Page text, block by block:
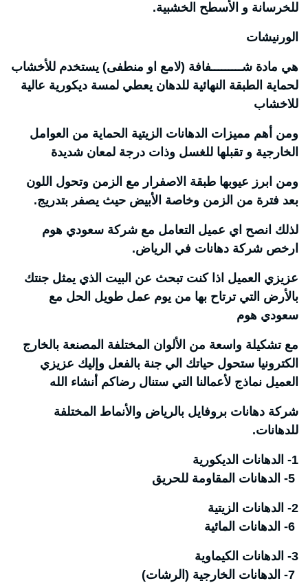
للخرسانة و الأسطح الخشبية.
الورنيشات
هي مادة شـــــــــفافة (لامع او منطفى) يستخدم للأخشاب
لحماية الطبقة النهائية للدهان يعطي لمسة ديكورية عالية
للاخشاب
ومن أهم مميزات الدهانات الزيتية الحماية من العوامل
الخارجية و تقبلها للغسل وذات درجة لمعان شديدة
ومن ابرز عيوبها طبقة الاصفرار مع الزمن وتحول اللون
بعد فترة من الزمن وخاصة الأبيض حيث يصفر بتدريج.
لذلك انصح اي عميل التعامل مع شركة سعودي هوم
ارخص شركة دهانات في الرياض.
عزيزي العميل اذا كنت تبحث عن البيت الذي يمثل جنتك
بالأرض التي ترتاح بها من يوم عمل طويل الحل مع
سعودي هوم
مع تشكيلة واسعة من الألوان المختلفة المصنعة بالخارج
الكترونيا ستحول حياتك الي جنة بالفعل وإليك عزيزي
العميل نماذج لأعمالنا التي ستنال رضاكم أنشاء الله
شركة دهانات بروفايل بالرياض والأنماط المختلفة
للدهانات.
1-
الدهانات الديكورية
2- الدهانات الزيتية
الدهانات المائية
3- الدهانات الكيماوية
الدهانات الخارجية (الرشات)